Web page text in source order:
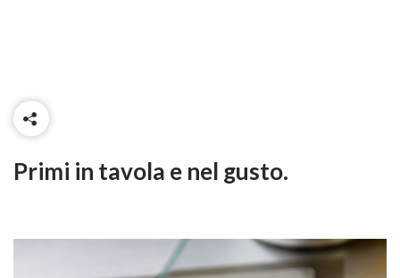
Primi in tavola e nel gusto.